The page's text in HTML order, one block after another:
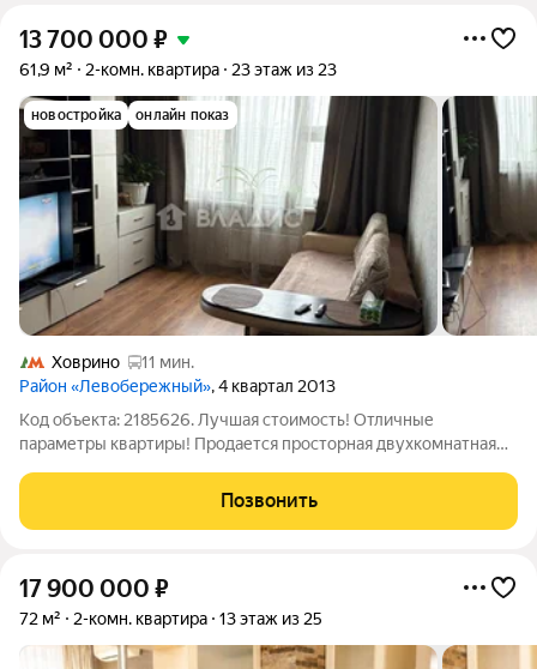
13 700 000 ₽
61,9 м² 2-комн. квартира 23 этаж из 23
новостройка онлайн показ
Ховрино
11 мин.
Район «Левобережный», 4 квартал 2013
Код объекта: 2185626. Лучшая стоимость! Отличные
параметры квартиры! Продается просторная двухкомнатная
видовыми характеристиками. Комнаты: 18 м2 и 14 м2, с
выходом на лоджию. Кухня 10 м2,
Позвонить
17 900 000 ₽
72 м² 2-комн. квартира 13 этаж из 25